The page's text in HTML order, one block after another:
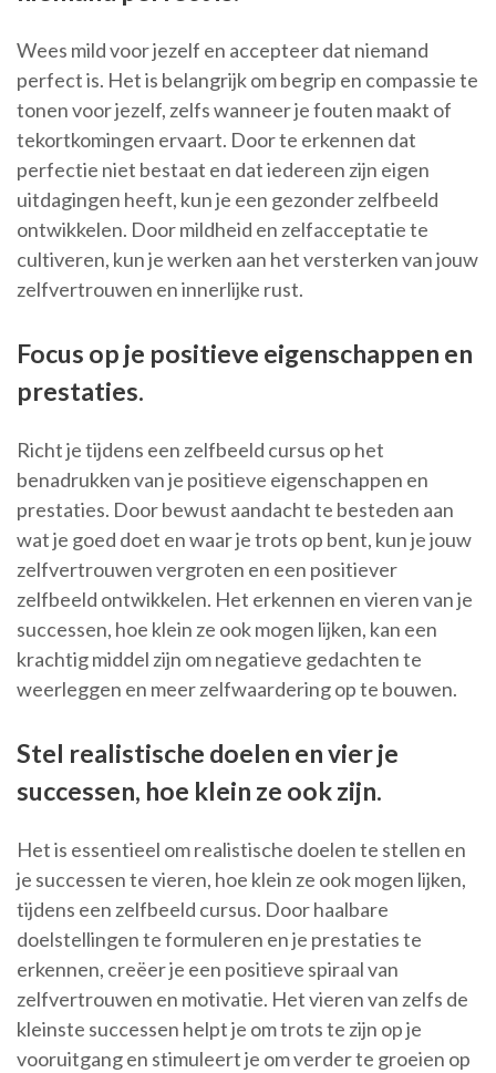
Wees mild voor jezelf en accepteer dat niemand
perfect is. Het is belangrijk om begrip en compassie te
tonen voor jezelf, zelfs wanneer je fouten maakt of
tekortkomingen ervaart. Door te erkennen dat
perfectie niet bestaat en dat iedereen zijn eigen
uitdagingen heeft, kun je een gezonder zelfbeeld
ontwikkelen. Door mildheid en zelfacceptatie te
cultiveren, kun je werken aan het versterken van jouw
zelfvertrouwen en innerlijke rust.
Focus op je positieve eigenschappen en
prestaties.
Richt je tijdens een zelfbeeld cursus op het
benadrukken van je positieve eigenschappen en
prestaties. Door bewust aandacht te besteden aan
wat je goed doet en waar je trots op bent, kun je jouw
zelfvertrouwen vergroten en een positiever
zelfbeeld ontwikkelen. Het erkennen en vieren van je
successen, hoe klein ze ook mogen lijken, kan een
krachtig middel zijn om negatieve gedachten te
weerleggen en meer zelfwaardering op te bouwen.
Stel realistische doelen en vier je
successen, hoe klein ze ook zijn.
Het is essentieel om realistische doelen te stellen en
je successen te vieren, hoe klein ze ook mogen lijken,
tijdens een zelfbeeld cursus. Door haalbare
doelstellingen te formuleren en je prestaties te
erkennen, creëer je een positieve spiraal van
zelfvertrouwen en motivatie. Het vieren van zelfs de
kleinste successen helpt je om trots te zijn op je
vooruitgang en stimuleert je om verder te groeien op